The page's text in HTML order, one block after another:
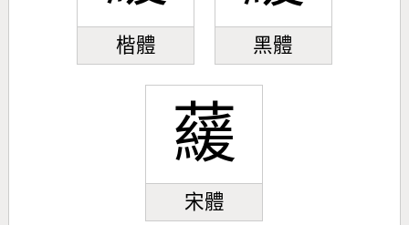
楷體 黑體
藧
宋體